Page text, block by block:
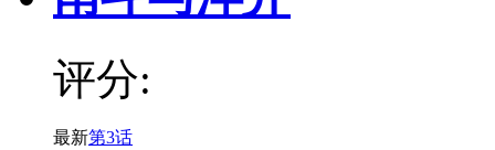
评分:
最新第3话